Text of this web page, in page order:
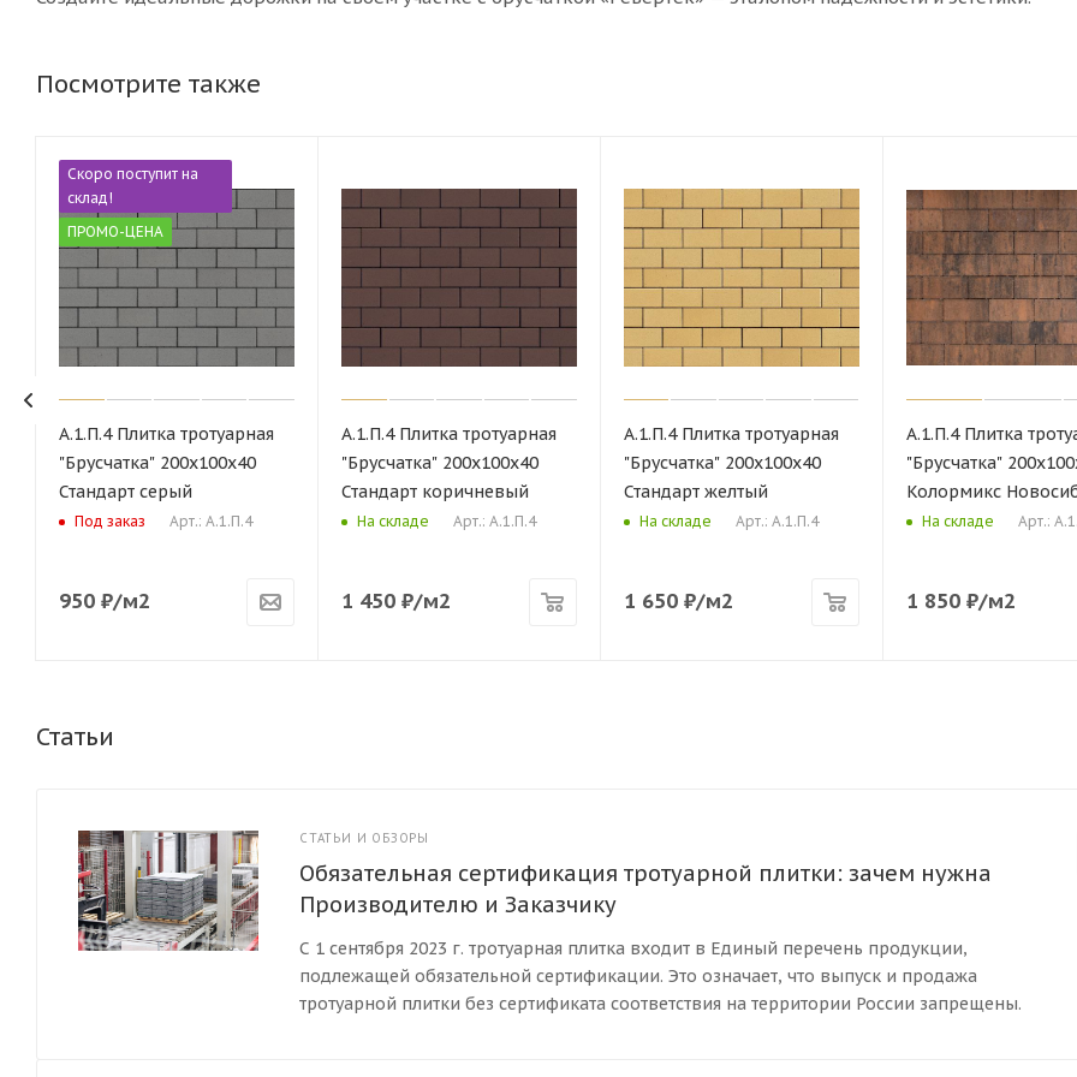
Посмотрите также
Скоро поступит на
склад!
ПРОМО-ЦЕНА
А.1.П.4 Плитка тротуарная
"Брусчатка" 200х100х40
Стандарт серый
Под заказ Арт.: А.1.П.4
950 ₽/м2
А.1.П.4 Плитка тротуарная
"Брусчатка" 200х100х40
Стандарт коричневый
На складе Арт.: А.1.П.4
1 450 ₽/м2
А.1.П.4 Плитка тротуарная
"Брусчатка" 200х100х40
Стандарт желтый
На складе Арт.: А.1.П.4
1 650₽/м2
А.1.П.4 Плитка
"Брусчатка"
Колормикс
На складе Арт.:
1 850₽/м2
Статьи
СТАТЬИ И ОБЗОРЫ
Обязательная сертификация тротуарной плитки: зачем нужна
Производителю и Заказчику
С 1 сентября 2023 г. тротуарная плитка входит в Единый перечень продукции,
подлежащей обязательной сертификации. Это означает, что выпуск и продажа
тротуарной плитки без сертификата соответствия на территории России запрещены.